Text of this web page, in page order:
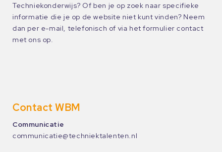
Techniekonderwijs? Of ben je op zoek naar specifieke
informatie die je op de website niet kunt vinden? Neem
dan per e-mail, telefonisch of via het formulier contact
met ons op.
Contact WBM
Communicatie
communicatie@techniektalenten.nl